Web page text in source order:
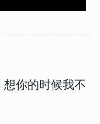
你的时候我不